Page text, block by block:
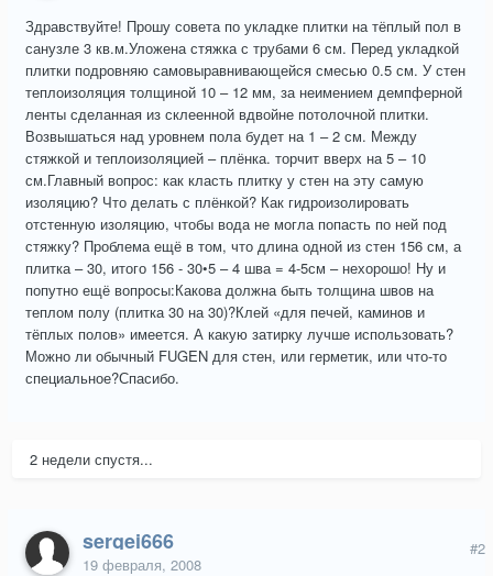
Здравствуйте! Прошу совета по укладке плитки на тёплый пол в
санузле 3 кв.м.Уложена стяжка с трубами 6 см. Перед укладкой
плитки подровняю самовыравнивающейся смесью 0.5 см. У стен
теплоизоляция толщиной 10 – 12 мм, за неимением демпферной
ленты сделанная из склеенной вдвойне потолочной плитки.
Возвышаться над уровнем пола будет на 1 – 2 см. Между
стяжкой и теплоизоляцией – плёнка. торчит вверх на 5 – 10
см.Главный вопрос: как класть плитку у стен на эту самую
изоляцию? Что делать с плёнкой? Как гидроизолировать
отстенную изоляцию, чтобы вода не могла попасть по ней под
стяжку? Проблема ещё в том, что длина одной из стен 156 см, а
плитка – 30, итого 156 - 30•5 – 4 шва = 4-5см – нехорошо! Ну и
попутно ещё вопросы:Какова должна быть толщина швов на
теплом полу (плитка 30 на 30)?Клей «для печей, каминов и
тёплых полов» имеется. А какую затирку лучше использовать?
Можно ли обычный FUGEN для стен, или герметик, или что-то
специальное?Спасибо.
2 недели спустя...
sergei666
19 февраля, 2008
#2